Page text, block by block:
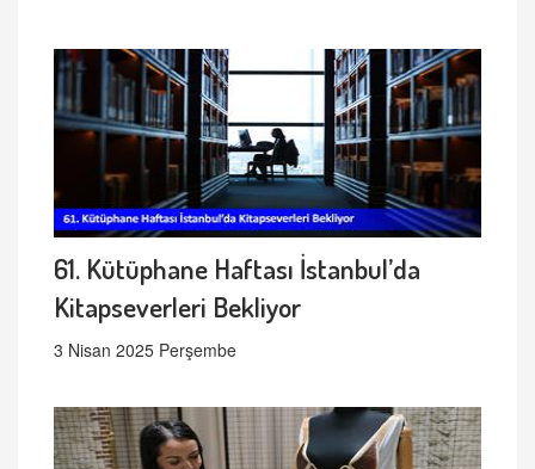
61. Kütüphane Haftası İstanbul’da
Kitapseverleri Bekliyor
3 Nisan 2025 Perşembe